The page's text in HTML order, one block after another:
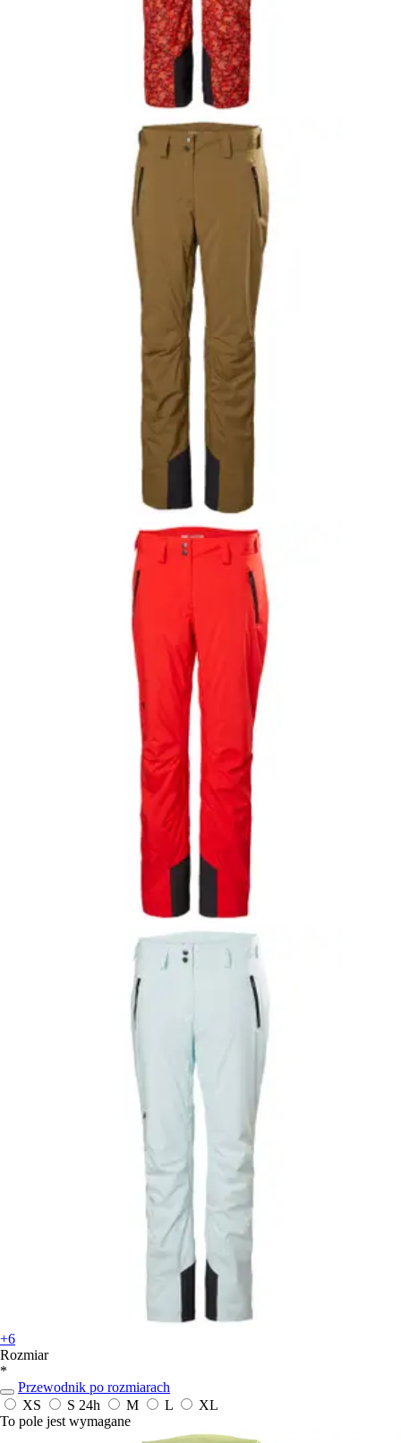
+6
Rozmiar
*
Przewodnik po rozmiarach
XS
S 24h M L
XL
To pole jest wymagane